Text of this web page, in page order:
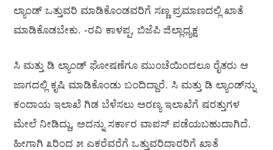
ಲ್ಯಾಂಡ್ ಒತ್ತುವರಿ ಮಾಡಿಕೊಂಡವರಿಗೆ ಸಣ್ಣ ಪ್ರಮಾಣದಲ್ಲಿ ಖಾತೆ
ಮಾಡಿಕೊಡಬೇಕು. -ರವಿ ಕಾಳಪ್ಪ, ಬಿಜೆಪಿ ಜಿಲ್ಲಾಧ್ಯಕ್ಷ
ಸಿ ಮತ್ತು ಡಿ ಲ್ಯಾಂಡ್ ಘೋಷಣೆಗೂ ಮುಂಚೆಯಿಂದಲೂ ರೈತರು ಆ
ಜಾಗದಲ್ಲಿ ಕೃಷಿ ಮಾಡಿಕೊಂಡು ಬಂದಿದ್ದಾರೆ. ಸಿ ಮತ್ತು ಡಿ ಲ್ಯಾಂಡ್‌ನ್ನು
ಕಂದಾಯ ಇಲಾಖೆ ಗಿಡ ಬೆಳೆಸಲು ಅರಣ್ಯ ಇಲಾಖೆಗೆ ಷರತ್ತುಗಳ
ಮೇಲೆ ನೀಡಿದ್ದು, ಅದನ್ನು ಸರ್ಕಾರ ವಾಪಸ್ ಪಡೆಯಬಹುದಾಗಿದೆ.
ಹೀಗಾಗಿ ೩ರಿಂದ ೫ ಎಕರೆವರೆಗೆ ಒತ್ತುವರಿದಾರರಿಗೆ ಖಾತೆ